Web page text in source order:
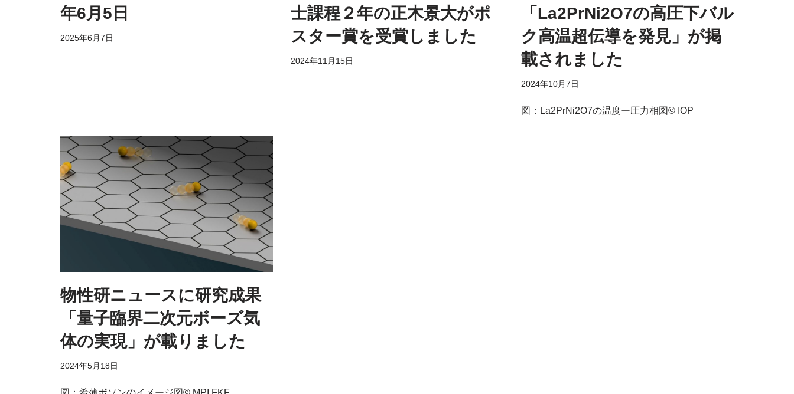
年6月5日
2025年6月7日
士課程２年の正木景大がポ
スター賞を受賞しました
2024年11月15日
「La2PrNi2O7の高圧下バル
ク高温超伝導を発見」が掲
載されました
2024年10月7日
図：La2PrNi2O7の温度ー圧力相図© IOP
物性研ニュースに研究成果
「量子臨界二次元ボーズ気
体の実現」が載りました
2024年5月18日